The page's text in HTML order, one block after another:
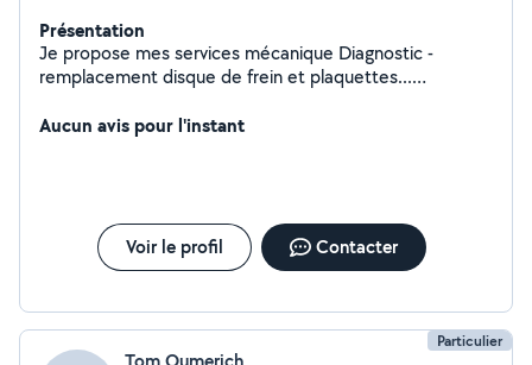
Présentation
Je propose mes services mécanique Diagnostic -
remplacement disque de frein et plaquettes...
intervention sur les fuites d'eau..
Aucun avis pour l'instant
Voir le profil Contacter
Particulier